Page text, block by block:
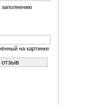
заполнению
на картинке